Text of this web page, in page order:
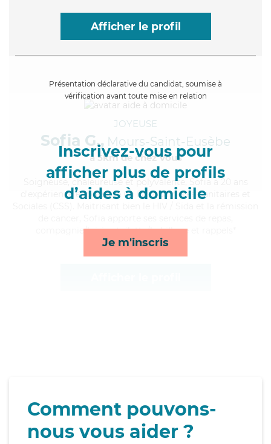
Afficher le profil
Présentation déclarative du candidat, soumise à
vérification avant toute mise en relation
Inscrivez-vous pour
afficher plus de profils
d’aides à domicile
Je m'inscris
JOYEUSE
Sofia G., Mours-Saint-Eusèbe
à 5km de chez Vous
, chaleureuse et polyvalente, Sofia a 20 ans
d'expérience et possède un BEP Carrières Sanitaires et
compagnie/loisirs, toilette/habillage et rappels*
Comment pouvons-
nous vous aider ?